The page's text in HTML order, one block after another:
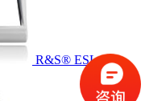
R&S® ESL